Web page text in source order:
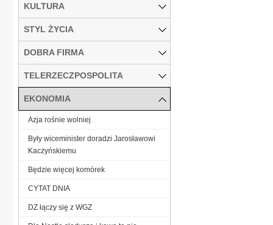
KULTURA
STYL ŻYCIA
DOBRA FIRMA
TELERZECZPOSPOLITA
EKONOMIA
Azja rośnie wolniej
Były wiceminister doradzi Jarosławowi
Kaczyńskiemu
Będzie więcej komórek
CYTAT DNIA
DZ łączy się z WGZ